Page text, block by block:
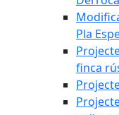
Pla
finca